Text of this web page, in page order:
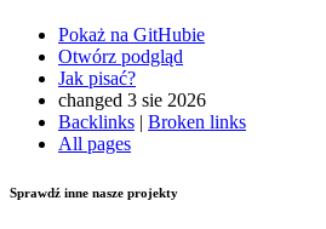
Pokaż na GitHubie
Otwórz podgląd
Jak pisać?
changed 3 sie 2026
Backlinks | Broken links
All pages
Sprawdź inne nasze projekty